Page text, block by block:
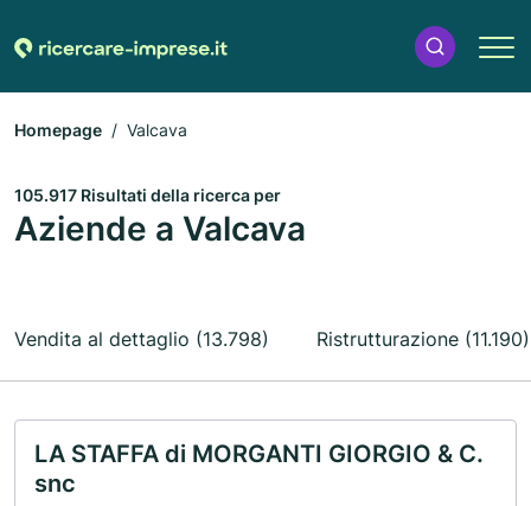
Homepage Valcava
105.917 Risultati della ricerca per
Aziende a Valcava
Vendita al dettaglio (13.798) Ristrutturazione (11.190)
LA STAFFA di MORGANTI GIORGIO & C.
snc